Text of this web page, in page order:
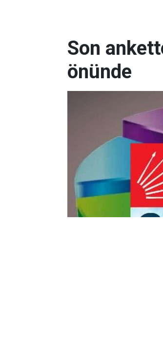
Son
önünde